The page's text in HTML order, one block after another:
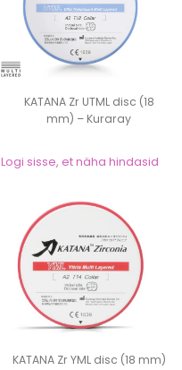
KATANA Zr UTML disc (18
mm) – Kuraray
Logi sisse, et näha hindasid
KATANA Zr YML disc (18 mm)